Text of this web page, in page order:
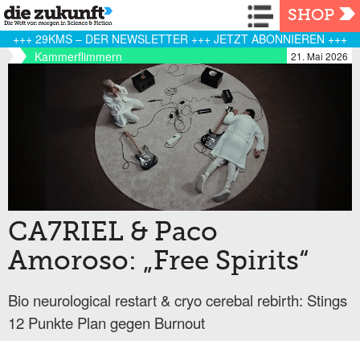
Navigation
SHOP
+++ 29KMS – DER NEWSLETTER +++ JETZT ABONNIEREN +++
Kammerflimmern
21. Mai 2026
CA7RIEL & Paco
Amoroso: „Free Spirits“
Bio neurological restart & cryo cerebal rebirth: Stings
12 Punkte Plan gegen Burnout